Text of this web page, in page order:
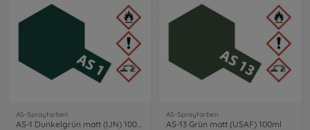
AS-Sprayfarben AS-Sprayfarben
AS-13 Grün matt (USAF) 100ml